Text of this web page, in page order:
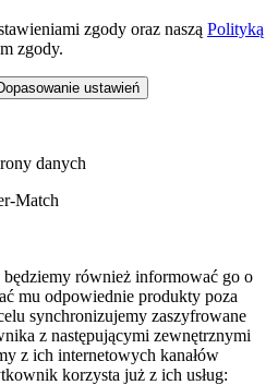
zgody oraz naszą Polityką
zgody.
ustawień
danych
Match
również informować go o
mu odpowiednie produkty poza
synchronizujemy zaszyfrowane
z następującymi zewnętrznymi
z ich internetowych kanałów
korzysta już z ich usług: